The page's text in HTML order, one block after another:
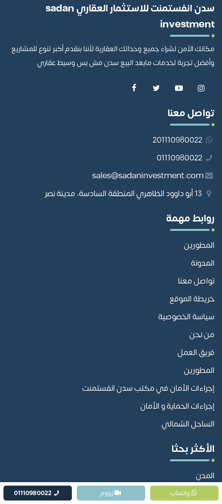
سدن انفستمنت للاستثمار العقاري sadan
investment
مكانك الآمن لشراء جميع وحداتك العقارية لأننا بنقدم أكبر تنوع للمشاريع
وأفضل تجربة لخدمات مابعد البيع سدن مش بس وسيط عقاري
تواصل معنا
201110980022
01110980022
sales@sadaninvestment.com
روابط مهمة
المطورين
المدونة
تواصل معنا
خريطة الموقع
سياسة الخصوصية
من نحن
فريق العمل
المطورين
إجراءات الأمان في مكتب سدن انفستمنت
إجراءات الحماية و الأمان
الساحل الشمالي
الأكثر بحثا
المدن
واتساب 01110980022 زووم